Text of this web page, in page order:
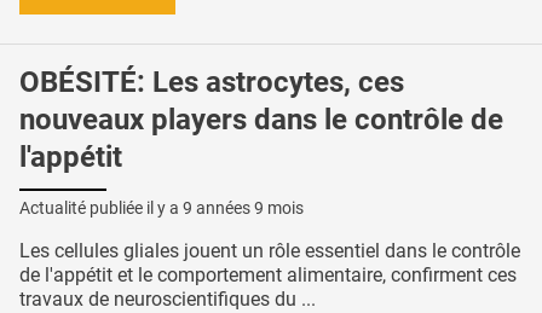
OBÉSITÉ: Les astrocytes, ces
nouveaux players dans le contrôle de
l'appétit
Actualité publiée il y a 9 années 9 mois
Les cellules gliales jouent un rôle essentiel dans le contrôle
de l'appétit et le comportement alimentaire, confirment ces
travaux de neuroscientifiques du ...